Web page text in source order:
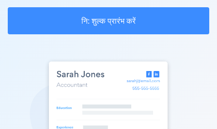
नि: शुल्क प्रारंभ करें